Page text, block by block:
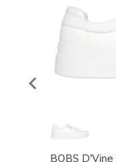
BOBS